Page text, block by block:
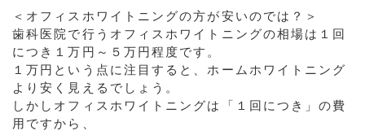
＜オフィスホワイトニングの方が安いのでは？＞
歯科医院で行うオフィスホワイトニングの相場は１回
につき１万円～５万円程度です。
１万円という点に注目すると、ホームホワイトニング
より安く見えるでしょう。
しかしオフィスホワイトニングは「１回につき」の費
用ですから、